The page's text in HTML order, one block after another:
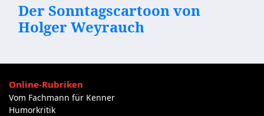
Der Sonntagscartoon von
Holger Weyrauch
Online-Rubriken
Vom Fachmann für Kenner
Humorkritik